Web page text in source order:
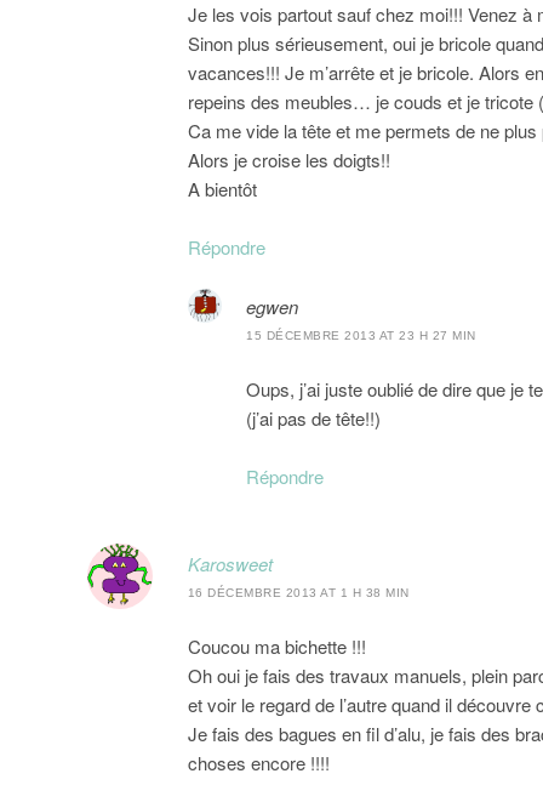
Je les vois partout sauf chez moi!!! Venez à
Sinon plus sérieusement, oui je bricole
vacances!!! Je m’arrête et je bricole. Alors
repeins des meubles… je couds et je
Ca me vide la tête et me permets de ne plus
Alors je croise les doigts!!
A bientôt
Répondre
egwen
15 DÉCEMBRE 2013 AT 23 H 27 MIN
Oups, j’ai juste oublié de dire que je
(j’ai pas de tête!!)
Répondre
Karosweet
16 DÉCEMBRE 2013 AT 1 H 38 MIN
Coucou ma bichette !!!
Oh oui je fais des travaux manuels, plein
et voir le regard de l’autre quand il
Je fais des bagues en fil d’alu, je fais des
choses encore !!!!